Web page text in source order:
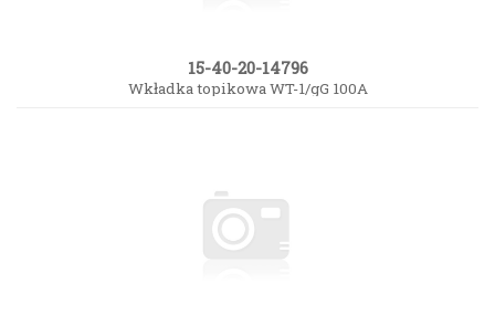
15-40-20-14796
Wkładka topikowa WT-1/gG 100A